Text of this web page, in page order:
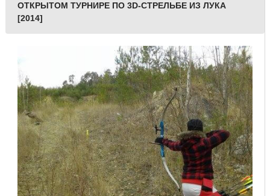
ОТКРЫТОМ ТУРНИРЕ ПО 3D-СТРЕЛЬБЕ ИЗ ЛУКА
[2014]